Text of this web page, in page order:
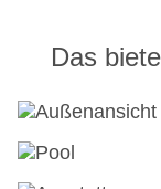
Das